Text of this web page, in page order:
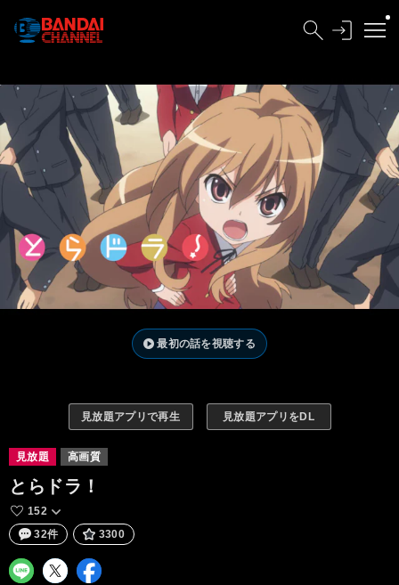
最初の話を視聴する
見放題アプリで再生 見放題アプリをDL
見放題 高画質
とらドラ！
152
32件
3300